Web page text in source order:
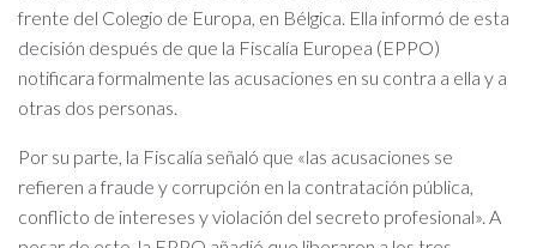
frente del Colegio de Europa, en Bélgica. Ella informó de esta
decisión después de que la Fiscalía Europea (EPPO)
notificara formalmente las acusaciones en su contra a ella y a
otras dos personas.
Por su parte, la Fiscalía señaló que «las acusaciones se
refieren a fraude y corrupción en la contratación pública,
conflicto de intereses y violación del secreto profesional». A